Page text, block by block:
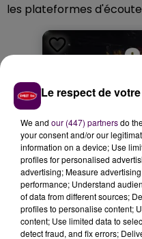
les plateformes
Le respect de
We and our (447) partnersdo
your consent and/or our
information on a device; Use
profiles for personalised
advertising; Measure
performance; Understand
of data from different sources;
profiles to personalise content;
content; Use limited data to
detect fraud, and fix errors;